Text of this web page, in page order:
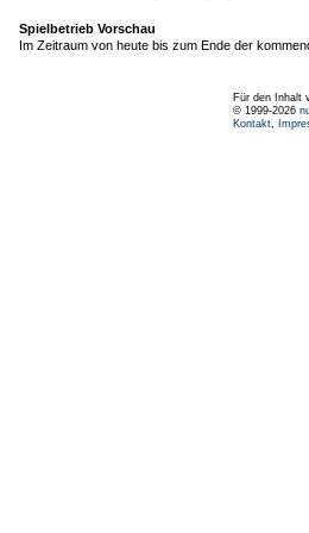
Spielbetrieb Vorschau
Im Zeitraum von heute bis zum Ende der
Für den Inhalt
© 1999-2026
Kontakt,